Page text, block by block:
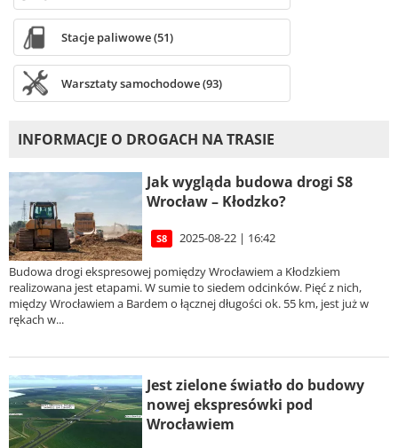
Stacje paliwowe (51)
Warsztaty samochodowe (93)
INFORMACJE O DROGACH NA TRASIE
Jak wygląda budowa drogi S8
Wrocław – Kłodzko?
S8 2025-08-22 | 16:42
Budowa drogi ekspresowej pomiędzy Wrocławiem a Kłodzkiem
realizowana jest etapami. W sumie to siedem odcinków. Pięć z nich,
między Wrocławiem a Bardem o łącznej długości ok. 55 km, jest już w
rękach w...
Jest zielone światło do budowy
nowej ekspresówki pod
Wrocławiem